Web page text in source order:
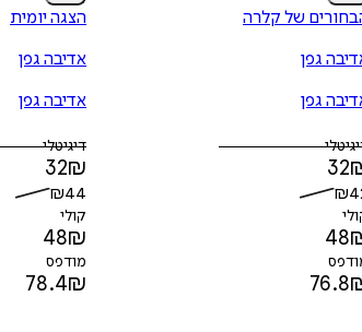
של קלרה
גפן
גפן
32
₪
48
76.8
הצגה יומית
אדיבה גפן
אדיבה גפן
דיגיטלי
32₪
₪44
קולי
48₪
מודפס
78.4₪